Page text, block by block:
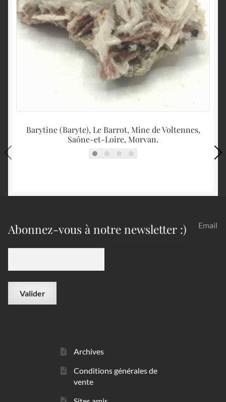
Barytine (Baryte), Le Barrot, Mine de Voltennes,
Saône-et-Loire, Morvan.
Abonnez-vous à notre newsletter :) Email
Archives
Conditions générales de
vente